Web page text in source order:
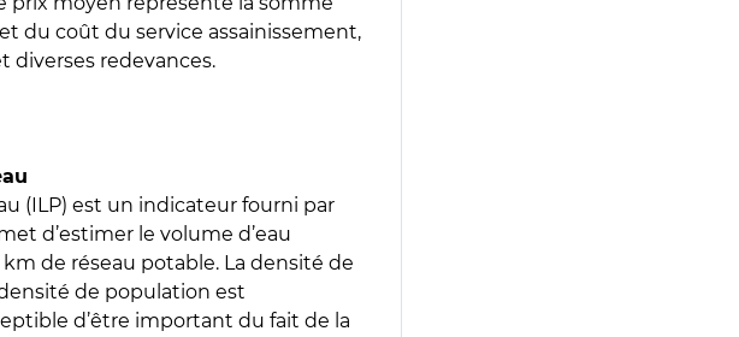
du coût du service assainissement,
diverses redevances.
(ILP) est un indicateur fourni par
d’estimer le volume d’eau
de réseau potable. La densité de
de population est
d’être important du fait de la